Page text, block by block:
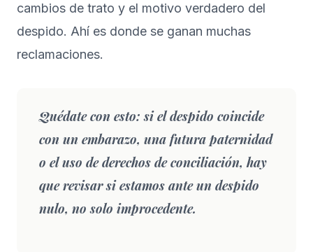
cambios de trato y el motivo verdadero del
despido. Ahí es donde se ganan muchas
reclamaciones.
Quédate con esto: si el despido coincide
con un embarazo, una futura paternidad
o el uso de derechos de conciliación, hay
que revisar si estamos ante un despido
nulo, no solo improcedente.